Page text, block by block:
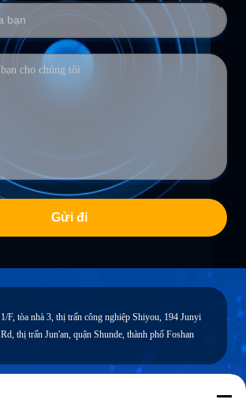
Gửi đi
1/F, tòa nhà 3, thị trấn công nghiệp Shiyou, 194 Junyi
Rd, thị trấn Jun'an, quận Shunde, thành phố Foshan